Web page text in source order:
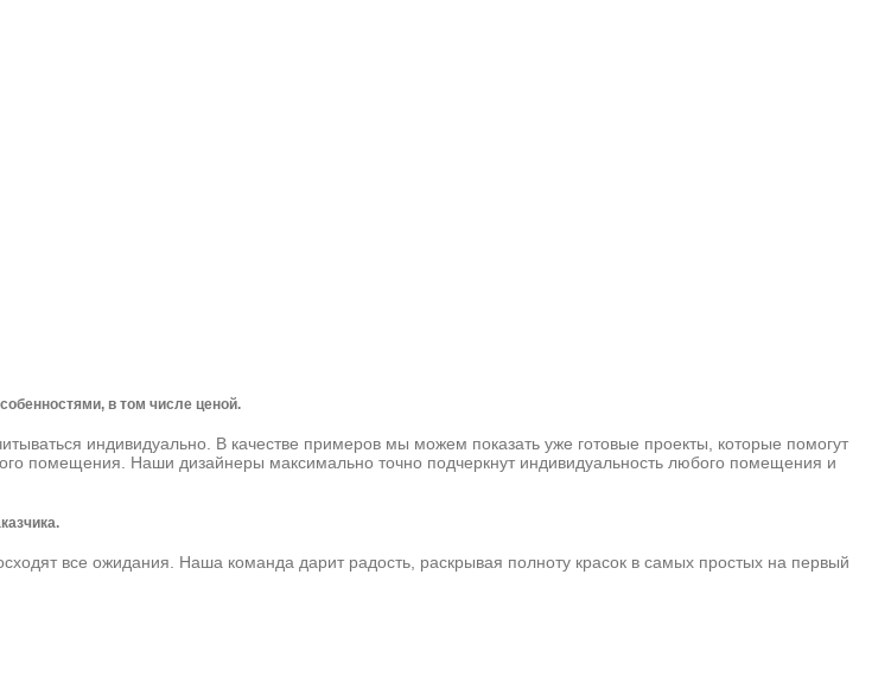
в том числе ценой.
индивидуально. В качестве примеров мы можем показать уже готовые проекты, которые помогут
помещения. Наши дизайнеры максимально точно подчеркнут индивидуальность любого помещения и
все ожидания. Наша команда дарит радость, раскрывая полноту красок в самых простых на первый